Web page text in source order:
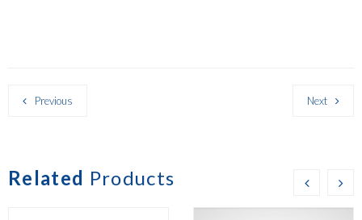
Previous Next
Related Products